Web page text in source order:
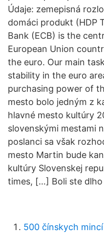
Údaje: zemepisná
domáci produkt (HDP
Bank (ECB) is the
European Union
the euro. Our main
stability in the euro
purchasing power of
mesto bolo jedným z
hlavné mesto kultúry
slovenskými mestami
poslanci sa však
mesto Martin bude
kultúry Slovenskej
times, […] Boli ste dlho
500 čínskych